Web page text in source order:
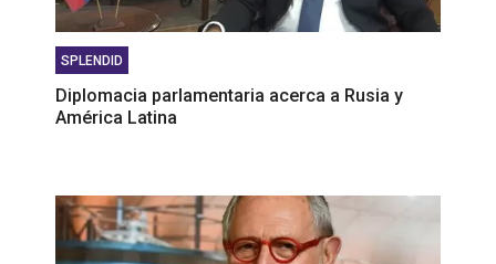
SPLENDID
Diplomacia parlamentaria acerca a Rusia y
América Latina